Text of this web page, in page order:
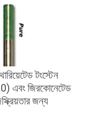
টংস্টেন
এবং জিরকোনেটেড
জন্য